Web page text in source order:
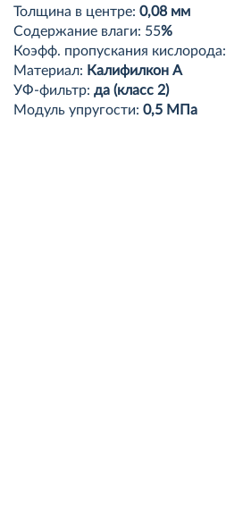
Толщина в центре: 0,08 мм
Содержание влаги: 55%
Коэфф. пропускания кислорода:
Материал: Калифилкон A
УФ-фильтр: да (класс 2)
Модуль упругости: 0,5 МПа